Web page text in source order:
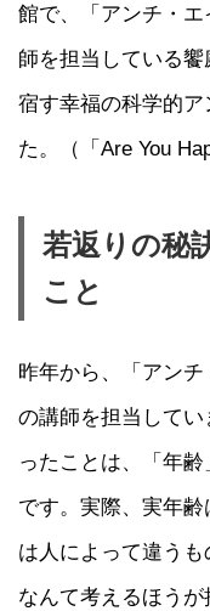
館で、「アンチ・
師を担当している饗
宿す幸福の科学的
た。（「Are You
若返りの秘
こと
昨年から、「アンチ
の講師を担当して
ったことは、「年
です。実際、実年
は人によって違うも
なんて考えるほう